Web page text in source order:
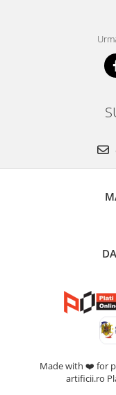
Made with ❤️ for
artificii.ro